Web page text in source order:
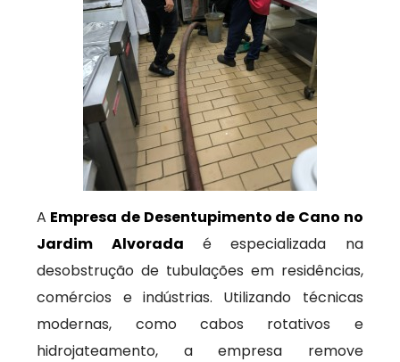
A Empresa de Desentupimento de Cano no
Jardim Alvorada é especializada na
desobstrução de tubulações em residências,
comércios e indústrias. Utilizando técnicas
modernas, como cabos rotativos e
hidrojateamento, a empresa remove